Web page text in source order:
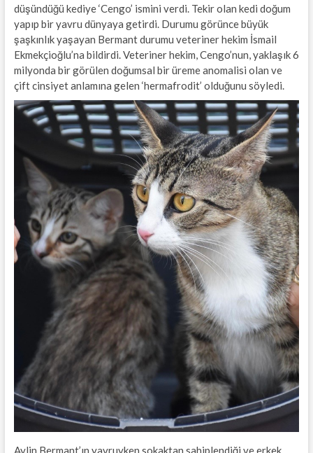
düşündüğü kediye ‘Cengo’ ismini verdi. Tekir olan kedi doğum
yapıp bir yavru dünyaya getirdi. Durumu görünce büyük
şaşkınlık yaşayan Bermant durumu veteriner hekim İsmail
Ekmekçioğlu’na bildirdi. Veteriner hekim, Cengo’nun, yaklaşık 6
milyonda bir görülen doğumsal bir üreme anomalisi olan ve
çift cinsiyet anlamına gelen ‘hermafrodit’ olduğunu söyledi.
Aylin Bermant’ın yavruyken sokaktan sahiplendiği ve erkek